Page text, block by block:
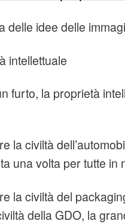
delle idee delle
intellettuale
furto, la proprietà
la civiltà
una volta per tutte in
la civiltà del
della GDO, la